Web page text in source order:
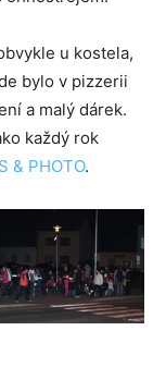
u kostela,
bylo v pizzerii
a malý dárek.
každý rok
& PHOTO.